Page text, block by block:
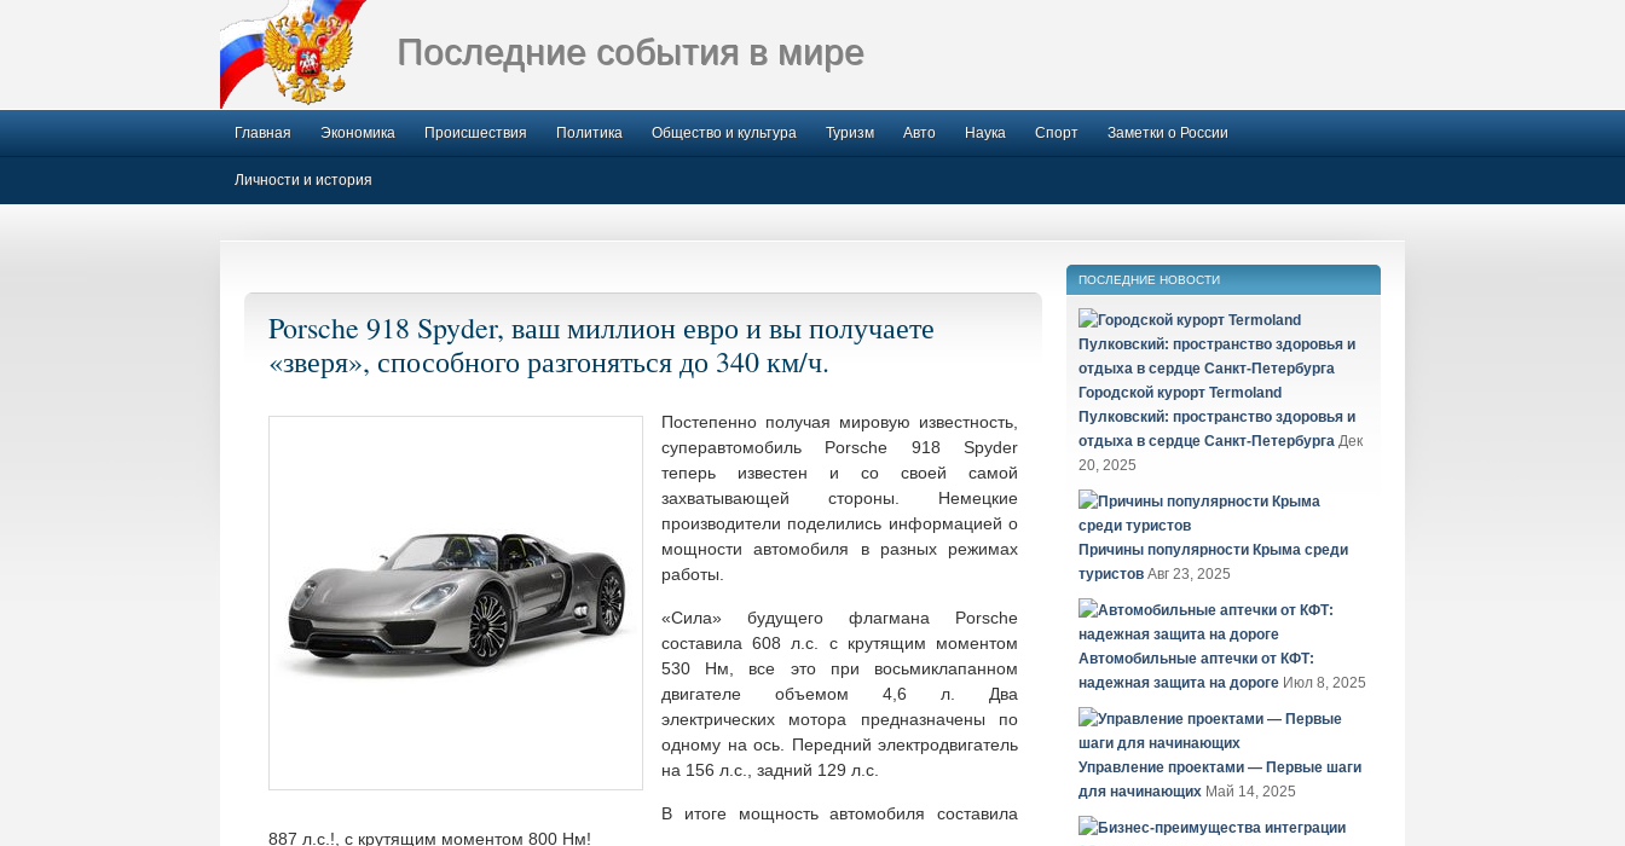
Последние события в мире
Главная Экономика Происшествия Политика Общество и культура Туризм Авто Наука Спорт Заметки о России
Личности и история
Porsche 918 Spyder, ваш миллион евро и вы получаете
«зверя», способного разгоняться до 340 км/ч.
Постепенно получая мировую известность,
суперавтомобиль Porsche 918 Spyder
теперь известен и со своей самой
захватывающей стороны. Немецкие
производители поделились информацией о
мощности автомобиля в разных режимах
работы.
«Сила» будущего флагмана Porsche
составила 608 л.с. с крутящим моментом
530 Нм, все это при восьмиклапанном
двигателе объемом 4,6 л. Два
электрических мотора предназначены по
одному на ось. Передний электродвигатель
на 156 л.с., задний 129 л.с.
В итоге мощность автомобиля составила
887 л.с.!, с крутящим моментом 800 Нм!
ПОСЛЕДНИЕ НОВОСТИ
Городской курорт Termoland
Пулковский: пространство здоровья и
отдыха в сердце Санкт-Петербурга Дек
20, 2025
Причины популярности Крыма среди
туристов Авг 23, 2025
Автомобильные аптечки от КФТ:
надежная защита на дороге Июл 8, 2025
Управление проектами — Первые шаги
для начинающих Май 14, 2025